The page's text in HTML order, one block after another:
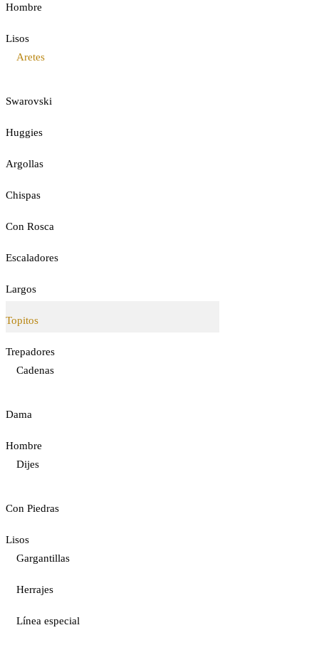
Hombre
Lisos
Aretes
Swarovski
Huggies
Argollas
Chispas
Con Rosca
Escaladores
Largos
Topitos
Trepadores
Cadenas
Dama
Hombre
Dijes
Con Piedras
Lisos
Gargantillas
Herrajes
Línea especial